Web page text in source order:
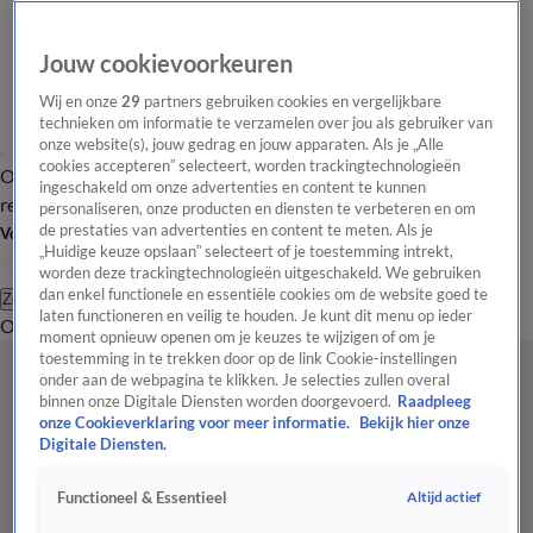
Overzicht Laatste nieuws Regionieuws Het beste van Hart
Tip de
redactie
Volg Hart van Nederland
Zoeken
OverzichtRegioUitzendingenWeerTip de redactiePanelVideo's
Jouw cookievoorkeuren
Wij en onze29 partners gebruiken cookies en vergelijkbare
technieken om informatie te verzamelen over jou als gebruiker van
onze website(s), jouw gedrag en jouw apparaten. Als je „Alle
cookies accepteren” selecteert, worden trackingtechnologieën
ingeschakeld om onze advertenties en content te kunnen
personaliseren, onze producten en diensten te verbeteren en om
de prestaties van advertenties en content te meten. Als je
„Huidige keuze opslaan” selecteert of je toestemming intrekt,
worden deze trackingtechnologieën uitgeschakeld. We gebruiken
dan enkel functionele en essentiële cookies om de website goed te
laten functioneren en veilig te houden. Je kunt dit menu op ieder
moment opnieuw openen om je keuzes te wijzigen of om je
toestemming in te trekken door op de link Cookie-instellingen
onder aan de webpagina te klikken. Je selecties zullen overal
binnen onze Digitale Diensten worden doorgevoerd. Raadpleeg
onze Cookieverklaring voor meer informatie.
Bekijk hier onze
Digitale Diensten.
Functioneel & Essentieel Altijd actief